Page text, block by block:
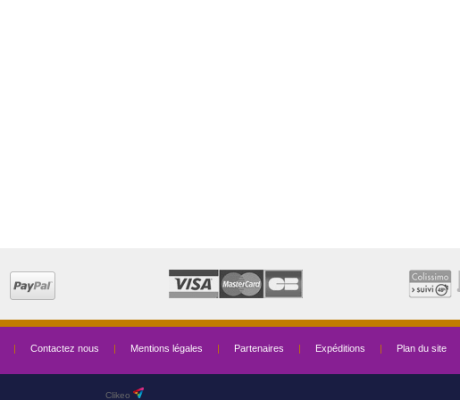
| Contactez nous | Mentions légales | Partenaires | Expéditions | Plan du site
Clikeo